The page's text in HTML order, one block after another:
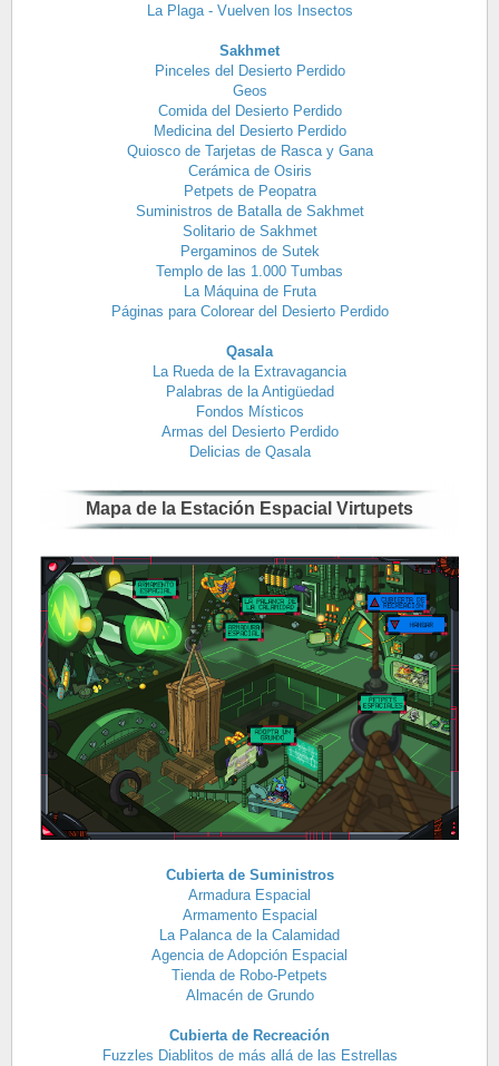
La Plaga - Vuelven los Insectos
Sakhmet
Pinceles del Desierto Perdido
Geos
Comida del Desierto Perdido
Medicina del Desierto Perdido
Quiosco de Tarjetas de Rasca y Gana
Cerámica de Osiris
Petpets de Peopatra
Suministros de Batalla de Sakhmet
Solitario de Sakhmet
Pergaminos de Sutek
Templo de las 1.000 Tumbas
La Máquina de Fruta
Páginas para Colorear del Desierto Perdido
Qasala
La Rueda de la Extravagancia
Palabras de la Antigüedad
Fondos Místicos
Armas del Desierto Perdido
Delicias de Qasala
Mapa de la Estación Espacial Virtupets
Cubierta de Suministros
Armadura Espacial
Armamento Espacial
La Palanca de la Calamidad
Agencia de Adopción Espacial
Tienda de Robo-Petpets
Almacén de Grundo
Cubierta de Recreación
Fuzzles Diablitos de más allá de las Estrellas